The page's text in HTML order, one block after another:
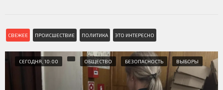
СВЕЖЕЕ ПРОИСШЕСТВИЕ ПОЛИТИКА ЭТО ИНТЕРЕСНО
СЕГОДНЯ, 10:00 ОБЩЕСТВО БЕЗОПАСНОСТЬ ВЫБОРЫ